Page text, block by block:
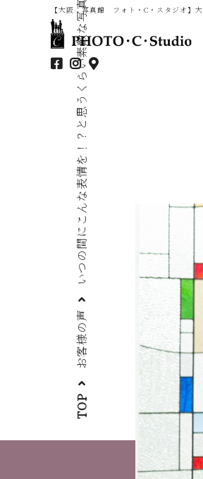
【大阪 写真館 フォト・C・スタジオ】
TOP
お客様の声